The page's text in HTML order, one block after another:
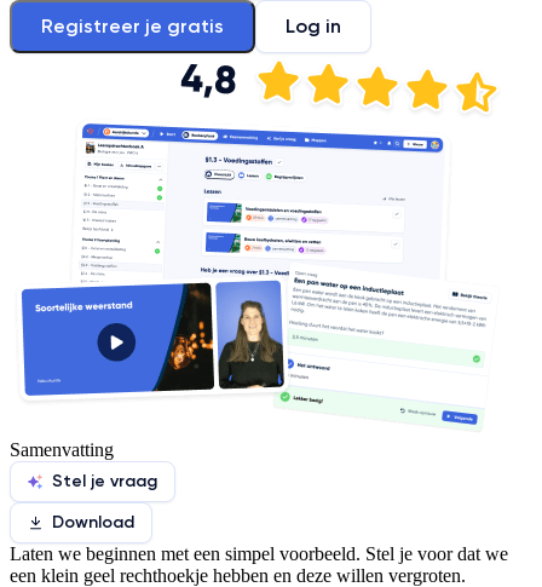
Registreer je gratis Log in
Samenvatting
Stel je vraag
Download
Laten we beginnen met een simpel voorbeeld. Stel je voor dat we
een klein geel rechthoekje hebben en deze willen vergroten.